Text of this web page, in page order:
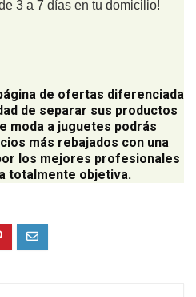
3 a 7 días en tu domicilio!
de ofertas diferenciada
de separar sus productos
moda a juguetes podrás
más rebajados con una
los mejores profesionales
totalmente objetiva.